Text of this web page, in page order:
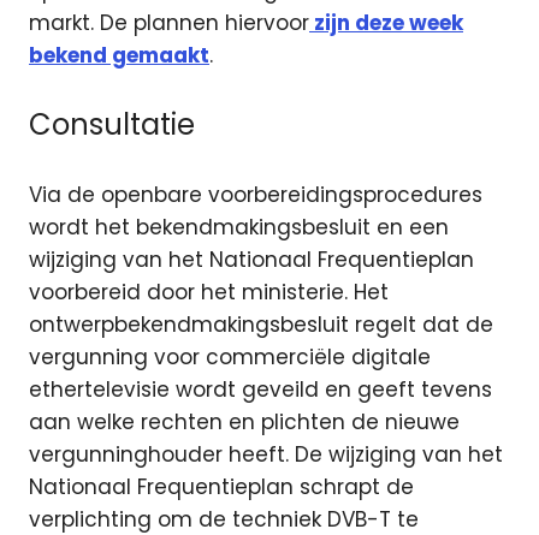
markt. De plannen hiervoor zijn deze week
bekend gemaakt.
Consultatie
Via de openbare voorbereidingsprocedures
wordt het bekendmakingsbesluit en een
wijziging van het Nationaal Frequentieplan
voorbereid door het ministerie. Het
ontwerpbekendmakingsbesluit regelt dat de
vergunning voor commerciële digitale
ethertelevisie wordt geveild en geeft tevens
aan welke rechten en plichten de nieuwe
vergunninghouder heeft. De wijziging van het
Nationaal Frequentieplan schrapt de
verplichting om de techniek DVB-T te